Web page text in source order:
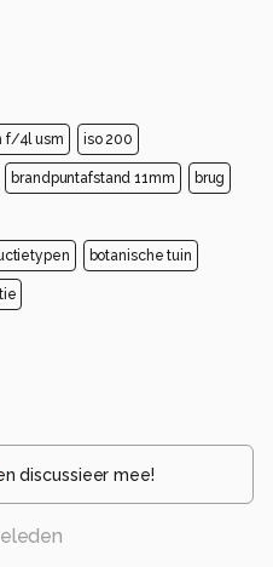
f/4l usm iso 200
brandpuntafstand 11mm brug
botanische tuin
discussieer mee!